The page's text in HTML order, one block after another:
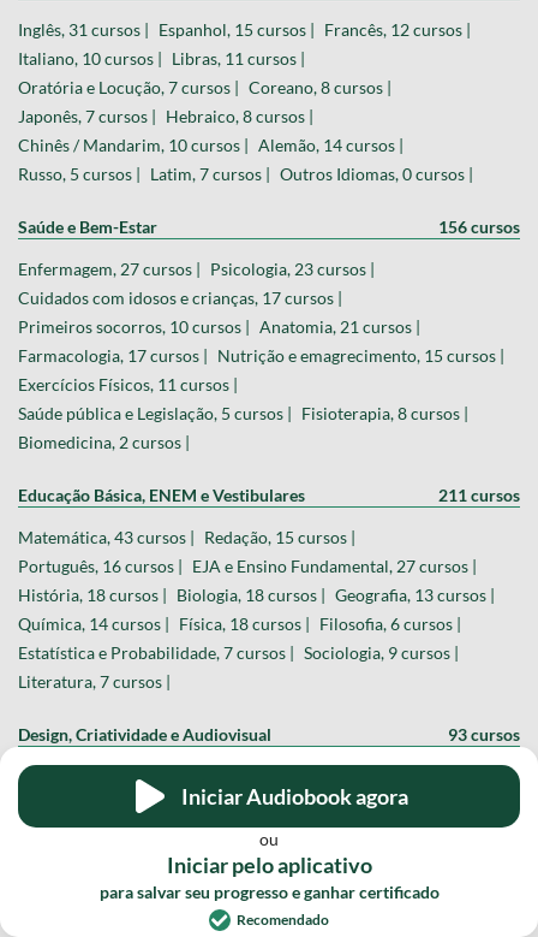
Iniciar Audiobook agora
ou
Iniciar pelo aplicativo
para salvar seu progresso e ganhar certificado
Recomendado
Inglês, 31 cursos | Espanhol, 15 cursos | Francês, 12 cursos |
Italiano, 10 cursos | Libras, 11 cursos |
Oratória e Locução, 7 cursos | Coreano, 8 cursos |
Japonês, 7 cursos | Hebraico, 8 cursos |
Chinês / Mandarim, 10 cursos | Alemão, 14 cursos |
Russo, 5 cursos | Latim, 7 cursos | Outros Idiomas, 0 cursos |
Saúde e Bem-Estar 156 cursos
Enfermagem, 27 cursos | Psicologia, 23 cursos |
Cuidados com idosos e crianças, 17 cursos |
Primeiros socorros, 10 cursos | Anatomia, 21 cursos |
Farmacologia, 17 cursos | Nutrição e emagrecimento, 15 cursos |
Exercícios Físicos, 11 cursos |
Saúde pública e Legislação, 5 cursos | Fisioterapia, 8 cursos |
Biomedicina, 2 cursos |
Educação Básica, ENEM e Vestibulares 211 cursos
Matemática, 43 cursos | Redação, 15 cursos |
Português, 16 cursos | EJA e Ensino Fundamental, 27 cursos |
História, 18 cursos | Biologia, 18 cursos | Geografia, 13 cursos |
Química, 14 cursos | Física, 18 cursos | Filosofia, 6 cursos |
Estatística e Probabilidade, 7 cursos | Sociologia, 9 cursos |
Literatura, 7 cursos |
Design, Criatividade e Audiovisual 93 cursos
Design gráfico, 22 cursos |
Edição de vídeo, 20 cursos |
Desenho técnico e arquitetônico, 14 cursos |
Desenho no papel e animações, 14 cursos |
UX / UI - Experiência do usuário, 11 cursos |
Design de interiores, 4 cursos |